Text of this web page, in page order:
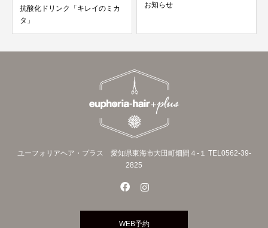
抗酸化ドリンク「キレイのミカ
タ」
お知らせ
ユーフォリアヘア・プラス 愛知県東海市大田町畑間４‐１ TEL0562-39-
2825
WEB予約